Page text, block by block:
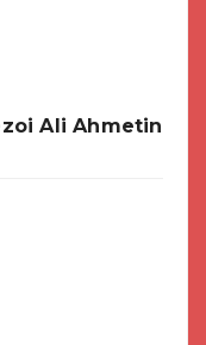
Ali Ahmetin